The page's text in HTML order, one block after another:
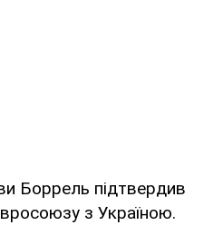
Боррель підтвердив
з Україною.